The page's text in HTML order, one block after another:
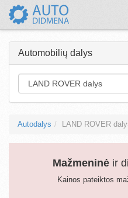
Automobilių dalys
Autodalys LAND ROVER
Mažmeninėir
Kainos pateiktos